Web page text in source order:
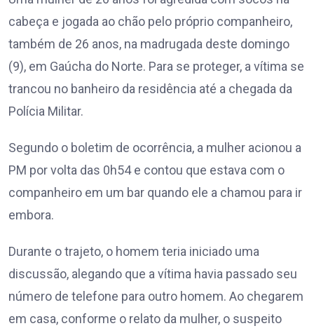
cabeça e jogada ao chão pelo próprio companheiro,
também de 26 anos, na madrugada deste domingo
(9), em Gaúcha do Norte. Para se proteger, a vítima se
trancou no banheiro da residência até a chegada da
Polícia Militar.
Segundo o boletim de ocorrência, a mulher acionou a
PM por volta das 0h54 e contou que estava com o
companheiro em um bar quando ele a chamou para ir
embora.
Durante o trajeto, o homem teria iniciado uma
discussão, alegando que a vítima havia passado seu
número de telefone para outro homem. Ao chegarem
em casa, conforme o relato da mulher, o suspeito